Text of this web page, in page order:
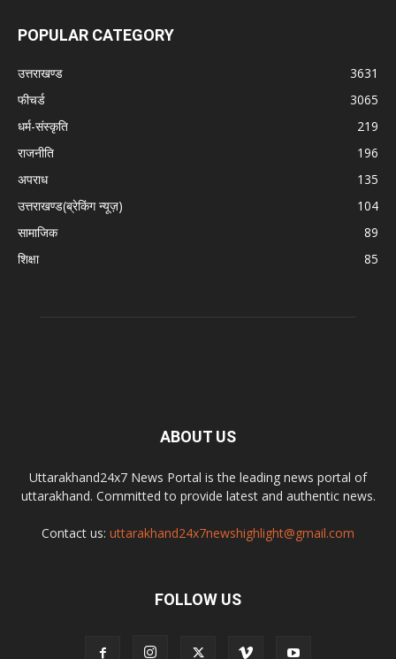
POPULAR CATEGORY
उत्तराखण्ड
3631
फीचर्ड
3065
धर्म-संस्कृति
219
राजनीति
196
अपराध
135
उत्तराखण्ड(ब्रेकिंग न्यूज़)
104
सामाजिक
89
शिक्षा
85
ABOUT US
Uttarakhand24x7 News Portal is the leading news portal of
uttarakhand. Committed to provide latest and authentic news.
Contact us: uttarakhand24x7newshighlight@gmail.com
FOLLOW US